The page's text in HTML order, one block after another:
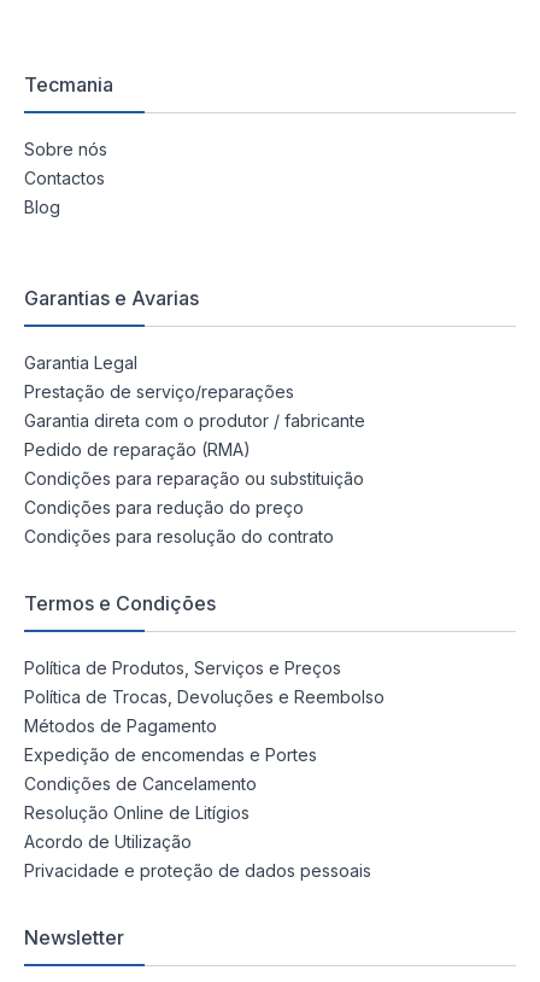
Tecmania
Sobre nós
Contactos
Blog
Garantias e Avarias
Garantia Legal
Prestação de serviço/reparações
Garantia direta com o produtor / fabricante
Pedido de reparação (RMA)
Condições para reparação ou substituição
Condições para redução do preço
Condições para resolução do contrato
Termos e Condições
Política de Produtos, Serviços e Preços
Política de Trocas, Devoluções e Reembolso
Métodos de Pagamento
Expedição de encomendas e Portes
Condições de Cancelamento
Resolução Online de Litígios
Acordo de Utilização
Privacidade e proteção de dados pessoais
Newsletter